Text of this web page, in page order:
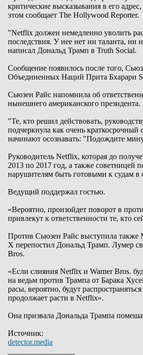
критические высказывания в его
этом сообщает The Hollywood Reporter.
"Netflix должен немедленно уволить
последствия. У нее нет ни таланта, ни
написал Дональд Трамп в Truth Social.
Сообщение появилось после того,
Объединенных Наций Прита Бхарари
Сьюзен Райс напомнила об
нынешнего американского президента.
"Те, кто решил действовать,
подчеркнула как очень
начинают осознавать: "Подождите
Руководитель Netflix, которая до
2013 по 2017 год, а также советницей
нарушителям быть готовыми к судам в
Ведущий поддержал гостью.
«Вероятно, произойдет поворот в
привлекут к ответственности те, кто
Против Сьюзен Райс выступила
Х перепостил Дональд Трамп. Лумер
Bros.
«Если слияния Netflix и Warner Bros.
на ведьм против Трампа от Барака
расы, вероятно, будут
продолжает расти в Netflix».
Она призвала Дональда Трампа
Источник:
detector.media